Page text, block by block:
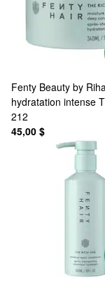
Fenty Beauty by
hydratation intense
212
45,00 $